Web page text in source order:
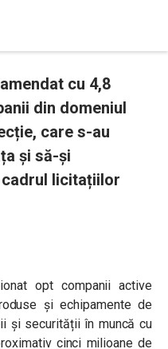
cu 4,8
din domeniul
care s-au
și să-și
licitațiilor
opt companii active
şi echipamente de
și securității în muncăcu
cinci milioane de